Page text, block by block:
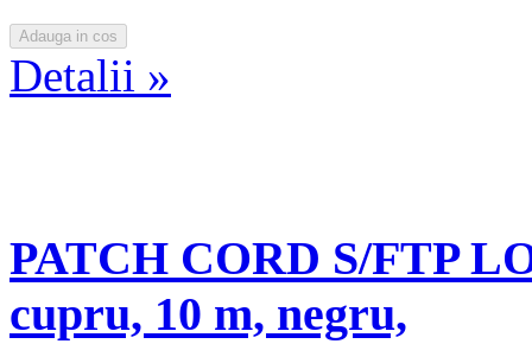
Detalii »
PATCH CORD S/FTP
cupru, 10 m, negru,